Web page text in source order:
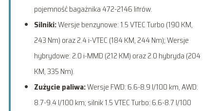
pojemność bagażnika 472-2146 litrów.
Silniki:Wersje benzynowe: 1.5 VTEC Turbo (190 KM,
243 Nm) oraz 2.4 i-VTEC (184 KM, 244 Nm); Wersje
hybrydowe: 2.0 i-MMD (212 KM) oraz 2.0 hybryda (204
KM, 335 Nm).
Zużycie paliwa:Wersje FWD: 6.6-8.9 l/100 km, AWD:
8.7-9.4 l/100 km; silnik 1.5 VTEC Turbo: 6.6-8.7 l/100